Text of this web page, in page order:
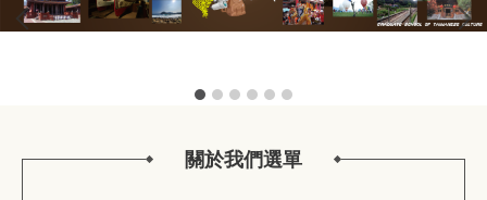
關於我們選單